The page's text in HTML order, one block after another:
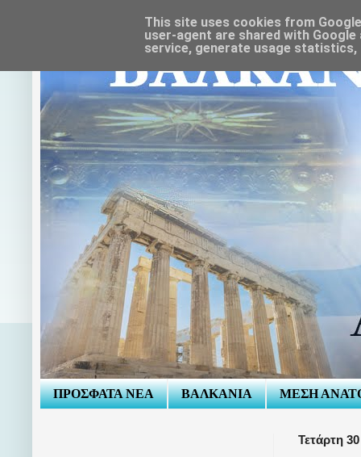
ΠΡΟΣΦΑΤΑ ΝΕΑ ΒΑΛΚΑΝΙΑ ΜΕΣΗ
Τετάρτη
This site uses cookies from
user-agent are shared with
service, generate usage statistics,